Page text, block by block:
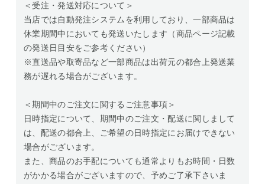
＜受注・発送対応について＞
当店では自動発注システムを利用しており、一部商品は
休業期間中においても発送いたします（商品ページ記載
の発送日目安をご参考ください）
※直送品や取寄品など一部商品は出荷元の都合上発送業
務が遅れる場合がございます。
＜期間中のご注文に関するご注意事項＞
日時指定について、期間中のご注文・配送に関しまして
は、配送の都合上、ご希望の日時指定にお届けできない
場合がございます。
また、商品のお手配についても通常よりもお時間・日数
がかかる場合がございますので、予めご了承下さいま